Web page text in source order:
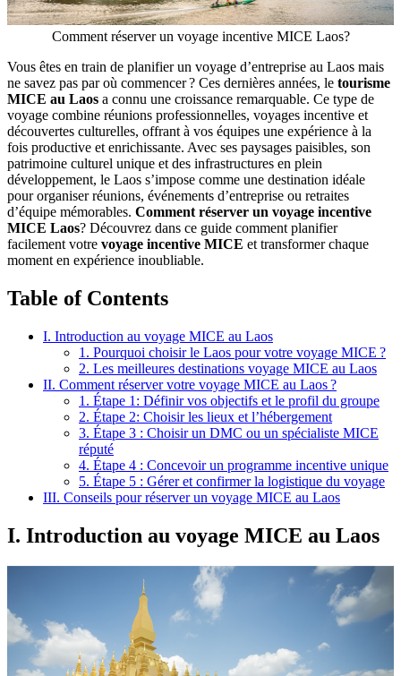
Comment réserver un voyage incentive MICE Laos?
Vous êtes en train de planifier un voyage d’entreprise au Laos mais
ne savez pas par où commencer ? Ces dernières années, le tourisme
MICE au Laos a connu une croissance remarquable. Ce type de
voyage combine réunions professionnelles, voyages incentive et
découvertes culturelles, offrant à vos équipes une expérience à la
fois productive et enrichissante. Avec ses paysages paisibles, son
patrimoine culturel unique et des infrastructures en plein
développement, le Laos s’impose comme une destination idéale
pour organiser réunions, événements d’entreprise ou retraites
d’équipe mémorables. Comment réserver un voyage incentive
MICE Laos? Découvrez dans ce guide comment planifier
facilement votre voyage incentive MICE et transformer chaque
moment en expérience inoubliable.
Table of Contents
I. Introduction au voyage MICE au Laos
1. Pourquoi choisir le Laos pour votre voyage MICE ?
2. Les meilleures destinations voyage MICE au Laos
II. Comment réserver votre voyage MICE au Laos ?
1. Étape 1: Définir vos objectifs et le profil du groupe
2. Étape 2: Choisir les lieux et l’hébergement
3. Étape 3 : Choisir un DMC ou un spécialiste MICE
réputé
4. Étape 4 : Concevoir un programme incentive unique
5. Étape 5 : Gérer et confirmer la logistique du voyage
III. Conseils pour réserver un voyage MICE au Laos
I. Introduction au voyage MICE au Laos